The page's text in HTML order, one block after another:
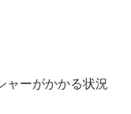
ャーがかかる状況